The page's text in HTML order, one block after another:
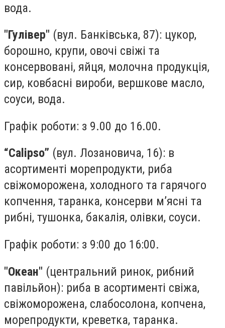
вода.
"Гулівер" (вул. Банківська, 87): цукор,
борошно, крупи, овочі свіжі та
консервовані, яйця, молочна продукція,
сир, ковбасні вироби, вершкове масло,
соуси, вода.
Графік роботи: з 9.00 до 16.00.
“Calipso” (вул. Лозановича, 16): в
асортименті морепродукти, риба
свіжоморожена, холодного та гарячого
копчення, таранка, консерви м’ясні та
рибні, тушонка, бакалія, олівки, соуси.
Графік роботи: з 9:00 до 16:00.
"Океан" (центральний ринок, рибний
павільйон): риба в асортименті свіжа,
свіжоморожена, слабосолона, копчена,
морепродукти, креветка, таранка.